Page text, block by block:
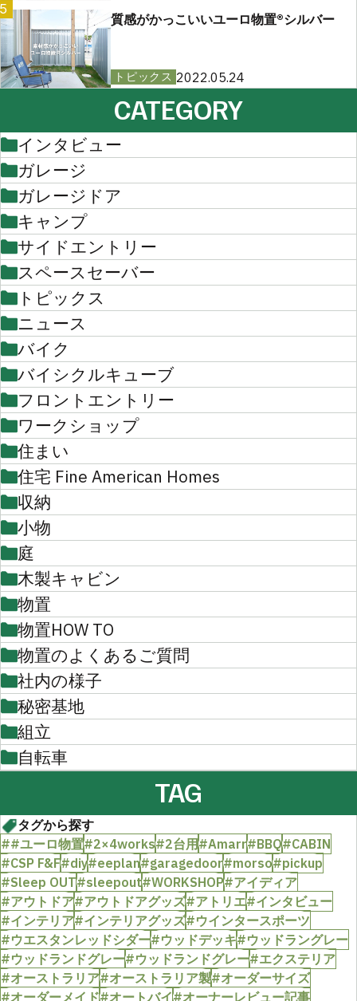
質感がかっこいいユーロ物置®︎シルバー
トピックス 2022.05.24
CATEGORY
インタビュー
ガレージ
ガレージドア
キャンプ
サイドエントリー
スペースセーバー
トピックス
ニュース
バイク
バイシクルキューブ
フロントエントリー
ワークショップ
住まい
住宅 Fine American Homes
収納
小物
庭
木製キャビン
物置
物置HOW TO
物置のよくあるご質問
社内の様子
秘密基地
組立
自転車
TAG
タグから探す
##ユーロ物置#2×4works#2台用#Amarr#BBQ#CABIN
#CSP F&F#diy#eeplan#garagedoor#morso#pickup
#Sleep OUT#sleepout#WORKSHOP#アイディア
#アウトドア#アウトドアグッズ#アトリエ#インタビュー
#インテリア#インテリアグッズ#ウインタースポーツ
#ウエスタンレッドシダー#ウッドデッキ#ウッドラングレー
#ウッドランドグレー#ウッドランドグレー#エクステリア
#オーストラリア#オーストラリア製#オーダーサイズ
#オーダーメイド#オートバイ#オーナーレビュー記事